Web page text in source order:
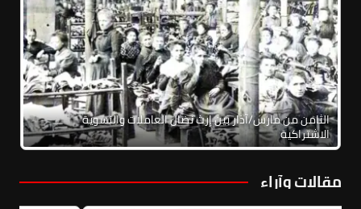
الثامن من مارس/آذار بين إرث نضال العاملات والنسوية
الاشتراكية
مقالات وآراء